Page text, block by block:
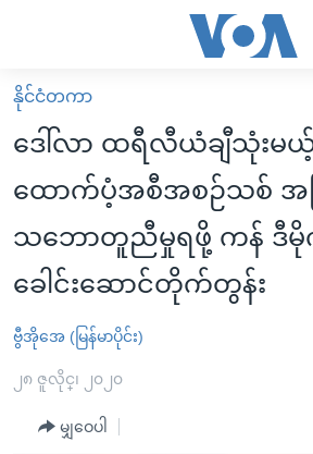
လွယ်ကူ
စေ
များ
ပင်မ
သို့
ကျော်
မူလစာမျက်နှာ
မြန်မာ
ကမ္ဘာ့သတင်းများ
နိုင်ငံတကာ
အမေရိကန်
အစ္စရေး-ပါလက်စတိုင်း
ဗွီဒီယို
သတင်းလွတ်လပ်ခွင့်
ရပ်ဝန်းတခု လမ်းတခု အလွန်
အင်္ဂလိပ်စာလေ့လာမယ်
အမေရိကန်သုံးအီဒီယံ
မကြေးမုံရဲ့ အင်္ဂလိပ်စာ
အပတ်စဉ်ကဏ္ဍများ
ရေဒီယို
ရေဒီယိုနှင့်ရုပ်သံ အချက်အလက်များ
နိုင်ငံတကာ
ဒေါ်လာ ထရီလီယံချီသုံးမ
ထောက်ပံ့အစီအစဉ်သစ် အမ
သဘောတူညီမှုရဖို့ ကန် ဒီ
ခေါင်းဆောင်တိုက်တွန်း
ဗွီအိုအေ (မြန်မာပိုင်း)
၂၈ ဇူလိုင္၊ ၂၀၂၀
မျှဝေပါ